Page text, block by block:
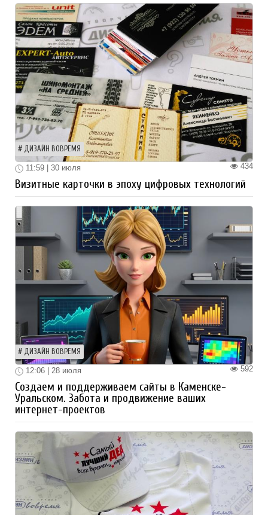
ДИЗАЙН ВОВРЕМЯ
434
11:59 | 30 июля
Визитные карточки в эпоху цифровых технологий
ДИЗАЙН ВОВРЕМЯ
592
12:06 | 28 июля
Создаем и поддерживаем сайты в Каменске-
Уральском. Забота и продвижение ваших
интернет-проектов